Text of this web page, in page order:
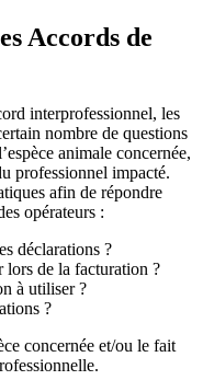
Accords de
interprofessionnel, les
nombre de questions
animale concernée,
professionnel impacté.
afin de répondre
opérateurs :
déclarations ?
lors de la facturation ?
à utiliser ?
?
concernée et/ou le fait